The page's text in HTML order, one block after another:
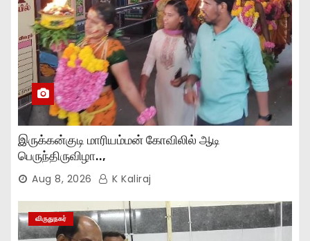
இருக்கன்குடி மாரியம்மன் கோவிலில் ஆடி
பெருந்திருவிழா..,
Aug 8, 2026 K Kaliraj
விருதுநகர்